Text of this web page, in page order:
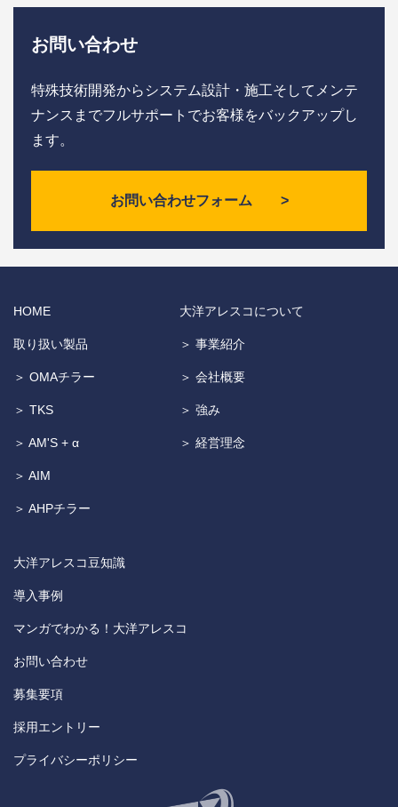
お問い合わせ
特殊技術開発からシステム設計・施工そしてメンテ
ナンスまでフルサポートでお客様をバックアップし
ます。
お問い合わせフォーム >
HOME
取り扱い製品
＞ OMAチラー
＞ TKS
＞ AM'S + α
＞ AIM
＞ AHPチラー
大洋アレスコについて
＞ 事業紹介
＞ 会社概要
＞ 強み
＞ 経営理念
大洋アレスコ豆知識
導入事例
マンガでわかる！大洋アレスコ
お問い合わせ
募集要項
採用エントリー
プライバシーポリシー